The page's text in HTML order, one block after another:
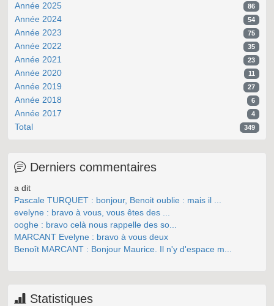
Année 2025 86
Année 2024 54
Année 2023 75
Année 2022 35
Année 2021 23
Année 2020 11
Année 2019 27
Année 2018 6
Année 2017 4
Total 349
Derniers commentaires
a dit
Pascale TURQUET : bonjour, Benoit oublie : mais il ...
evelyne : bravo à vous, vous êtes des ...
ooghe : bravo celà nous rappelle des so...
MARCANT Evelyne : bravo à vous deux
Benoît MARCANT : Bonjour Maurice. Il n'y d'espace m...
Statistiques